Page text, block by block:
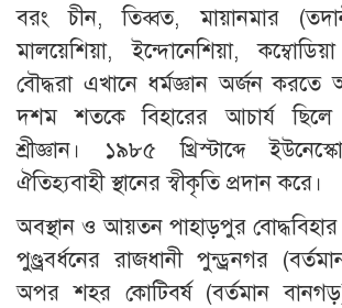
বরং চীন, তিব্বত, মায়ানমার
মালয়েশিয়া, ইন্দোনেশিয়া,
বৌদ্ধরা এখানে ধর্মজ্ঞান অর্জন করতে
দশম শতকে বিহারের আচার্য
শ্রীজ্ঞান। ১৯৮৫ খ্রিস্টাব্দে
ঐতিহ্যবাহী স্থানের স্বীকৃতি প্রদান করে।
অবস্থান ও আয়তন পাহাড়পুর
পুণ্ড্রবর্ধনের রাজধানী পুন্ড্রনগর
অপর শহর কোটিবর্ষ (বর্তমান